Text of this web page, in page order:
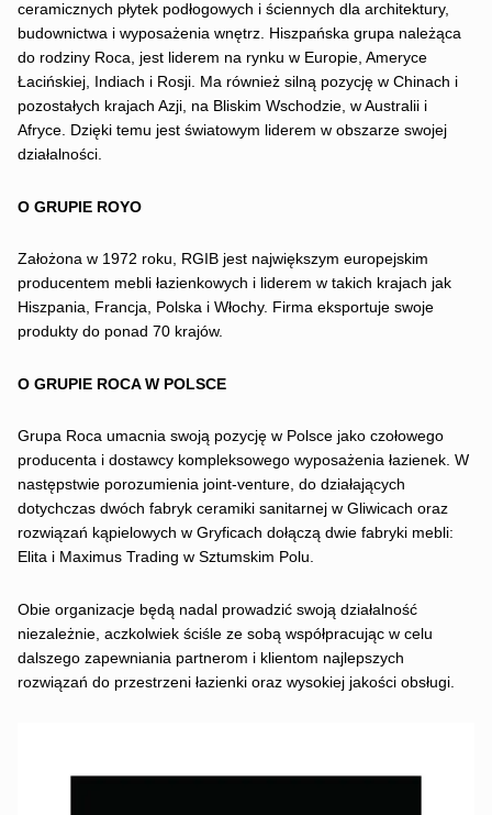
ceramicznych płytek podłogowych i ściennych dla architektury,
budownictwa i wyposażenia wnętrz. Hiszpańska grupa należąca
do rodziny Roca, jest liderem na rynku w Europie, Ameryce
Łacińskiej, Indiach i Rosji. Ma również silną pozycję w Chinach i
pozostałych krajach Azji, na Bliskim Wschodzie, w Australii i
Afryce. Dzięki temu jest światowym liderem w obszarze swojej
działalności.
O GRUPIE ROYO
Założona w 1972 roku, RGIB jest największym europejskim
producentem mebli łazienkowych i liderem w takich krajach jak
Hiszpania, Francja, Polska i Włochy. Firma eksportuje swoje
produkty do ponad 70 krajów.
O GRUPIE ROCA W POLSCE
Grupa Roca umacnia swoją pozycję w Polsce jako czołowego
producenta i dostawcy kompleksowego wyposażenia łazienek. W
następstwie porozumienia joint-venture, do działających
dotychczas dwóch fabryk ceramiki sanitarnej w Gliwicach oraz
rozwiązań kąpielowych w Gryficach dołączą dwie fabryki mebli:
Elita i Maximus Trading w Sztumskim Polu.
Obie organizacje będą nadal prowadzić swoją działalność
niezależnie, aczkolwiek ściśle ze sobą współpracując w celu
dalszego zapewniania partnerom i klientom najlepszych
rozwiązań do przestrzeni łazienki oraz wysokiej jakości obsługi.